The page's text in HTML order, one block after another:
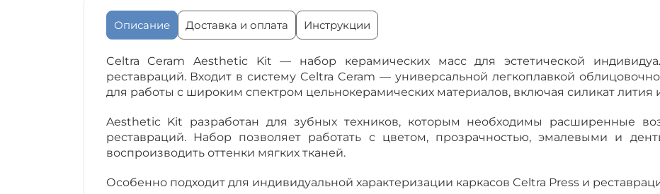
Описание Доставка и оплата Инструкции
Celtra Ceram Aesthetic Kit — набор керамических масс для эстетической
реставраций. Входит в систему Celtra Ceram — универсальной легкоплавкой
для работы с широким спектром цельнокерамических материалов, включая силикат лития
Aesthetic Kit разработан для зубных техников, которым необходимы расширенные
реставраций. Набор позволяет работать с цветом, прозрачностью, эмалевыми и
воспроизводить оттенки мягких тканей.
Особенно подходит для индивидуальной характеризации каркасов Celtra Press и